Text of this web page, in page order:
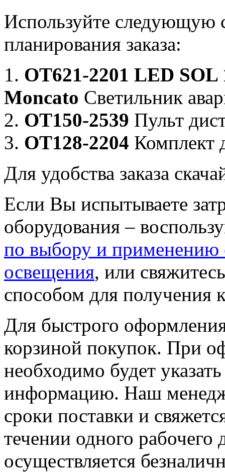
Используйте следующую
планирования заказа:
1. OT621-2201 LED
Moncato Светильник
2. OT150-2539 Пульт
3. OT128-2204 Комплект
Для удобства заказа
Если Вы испытываете
оборудования –
по выбору и применению
освещения, или
способом для получения
Для быстрого оформления
корзиной покупок. При
необходимо будет
информацию. Наш
сроки поставки и
течении одного рабочего
осуществляется